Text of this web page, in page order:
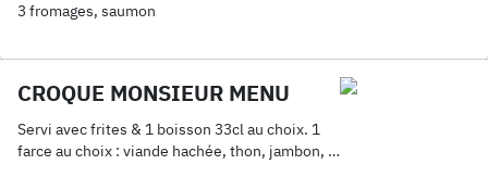
3 fromages, saumon
CROQUE MONSIEUR MENU
Servi avec frites & 1 boisson 33cl au choix. 1
farce au choix : viande hachée, thon, jambon, 3